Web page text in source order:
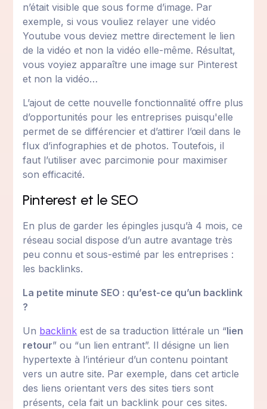
n’était visible que sous forme d’image. Par
exemple, si vous vouliez relayer une vidéo
Youtube vous deviez mettre directement le lien
de la vidéo et non la vidéo elle-même. Résultat,
vous voyiez apparaître une image sur Pinterest
et non la vidéo…
L’ajout de cette nouvelle fonctionnalité offre plus
d’opportunités pour les entreprises puisqu'elle
permet de se différencier et d’attirer l’œil dans le
flux d’infographies et de photos. Toutefois, il
faut l’utiliser avec parcimonie pour maximiser
son efficacité.
Pinterest et le SEO
En plus de garder les épingles jusqu’à 4 mois, ce
réseau social dispose d’un autre avantage très
peu connu et sous-estimé par les entreprises :
les backlinks.
La petite minute SEO : qu’est-ce qu’un backlink
?
Un backlink est de sa traduction littérale un “lien
retour” ou “un lien entrant”. Il désigne un lien
hypertexte à l’intérieur d’un contenu pointant
vers un autre site. Par exemple, dans cet article
des liens orientant vers des sites tiers sont
présents, cela fait un backlink pour ces sites.